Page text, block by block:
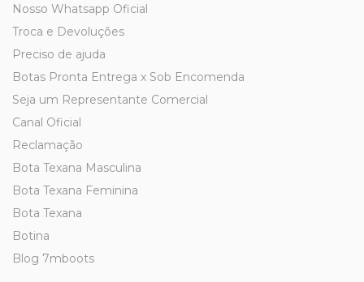
Nosso Whatsapp Oficial
Troca e Devoluções
Preciso de ajuda
Botas Pronta Entrega x Sob Encomenda
Seja um Representante Comercial
Canal Oficial
Reclamação
Bota Texana Masculina
Bota Texana Feminina
Bota Texana
Botina
Blog 7mboots